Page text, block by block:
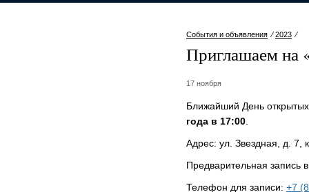
События и объявления ⁄2023 ⁄
Приглашаем на
17 ноября
Ближайший День
года в 17:00
Адрес: ул. Звездная, д. 7,
Предварительная запись
Телефон для записи: +7